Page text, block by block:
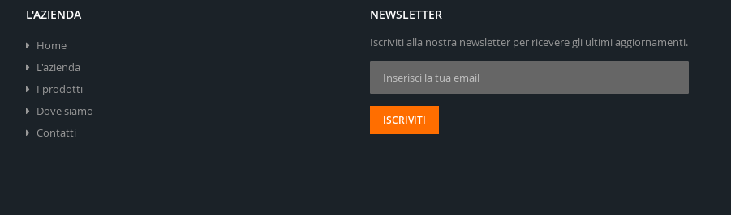
L'AZIENDA
Home
L'azienda
I prodotti
Dove siamo
Contatti
NEWSLETTER
Iscriviti alla nostra newsletter per ricevere gli ultimi aggiornamenti.
Iscriviti alla nostra Newsletter:
ISCRIVITI